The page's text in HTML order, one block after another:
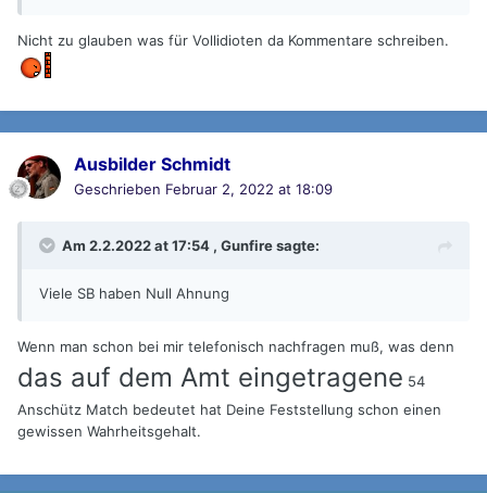
Nicht zu glauben was für Vollidioten da Kommentare schreiben.
Ausbilder Schmidt
Geschrieben Februar 2, 2022 at 18:09
Am 2.2.2022 at 17:54 , Gunfiresagte:
Viele SB haben Null Ahnung
Wenn man schon bei mir telefonisch nachfragen muß, was denn
das auf dem Amt eingetragene 54
Anschütz Match bedeutet hat Deine Feststellung schon einen
gewissen Wahrheitsgehalt.